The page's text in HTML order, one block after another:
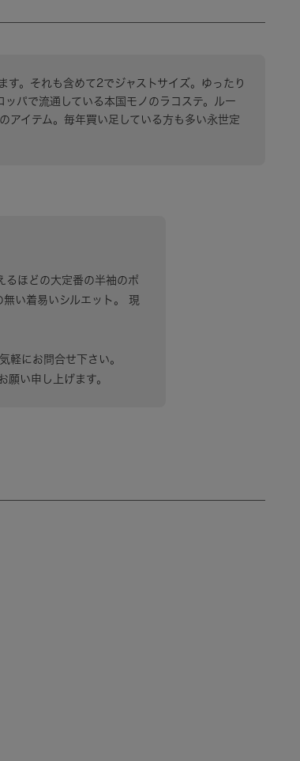
。それも含めて2でジャストサイズ。ゆったり
パで流通している本国モノのラコステ。ルー
アイテム。毎年買い足している方も多い永世定
ほどの大定番の半袖のポ
い着易いシルエット。 現
にお問合せ下さい。
い申し上げます。